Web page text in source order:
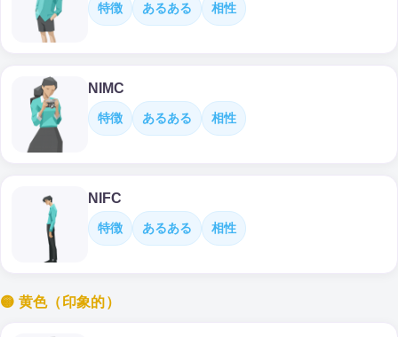
特徴 あるある 相性
NIMC
特徴 あるある 相性
NIFC
特徴 あるある 相性
🟡 黄色（印象的）